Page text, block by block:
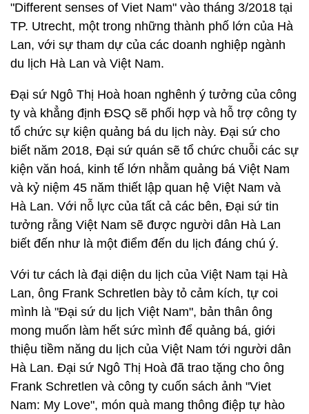
"Different senses of Viet Nam" vào tháng 3/2018 tại
TP. Utrecht, một trong những thành phố lớn của Hà
Lan, với sự tham dự của các doanh nghiệp ngành
du lịch Hà Lan và Việt Nam.
Đại sứ Ngô Thị Hoà hoan nghênh ý tưởng của công
ty và khẳng định ĐSQ sẽ phối hợp và hỗ trợ công ty
tổ chức sự kiện quảng bá du lịch này. Đại sứ cho
biết năm 2018, Đại sứ quán sẽ tổ chức chuỗi các sự
kiện văn hoá, kinh tế lớn nhằm quảng bá Việt Nam
và kỷ niệm 45 năm thiết lập quan hệ Việt Nam và
Hà Lan. Với nỗ lực của tất cả các bên, Đại sứ tin
tưởng rằng Việt Nam sẽ được người dân Hà Lan
biết đến như là một điểm đến du lịch đáng chú ý.
Với tư cách là đại diện du lịch của Việt Nam tại Hà
Lan, ông Frank Schretlen bày tỏ cảm kích, tự coi
mình là "Đại sứ du lịch Việt Nam", bản thân ông
mong muốn làm hết sức mình để quảng bá, giới
thiệu tiềm năng du lịch của Việt Nam tới người dân
Hà Lan. Đại sứ Ngô Thị Hoà đã trao tặng cho ông
Frank Schretlen và công ty cuốn sách ảnh "Viet
Nam: My Love", món quà mang thông điệp tự hào